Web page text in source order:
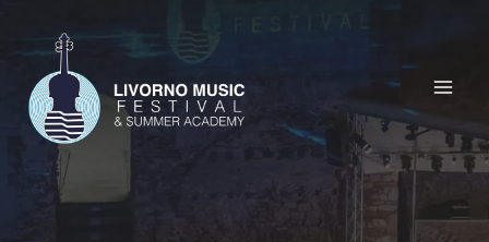
contenuto